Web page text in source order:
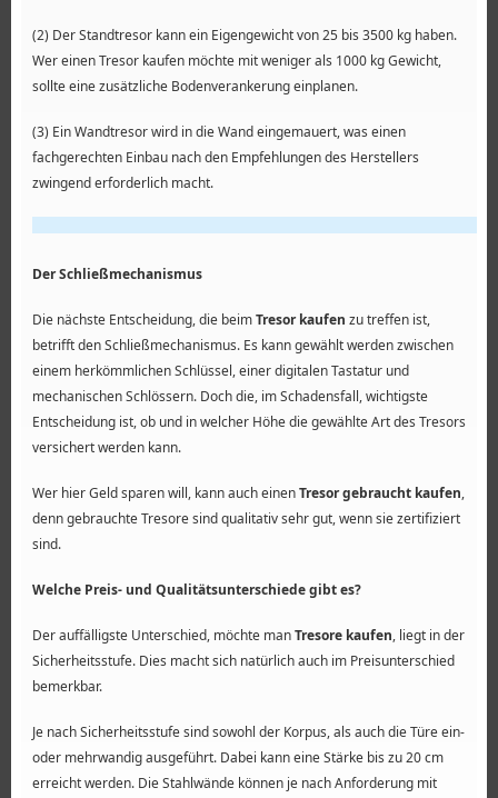
(2) Der Standtresor kann ein Eigengewicht von 25 bis 3500 kg haben.
Wer einen Tresor kaufen möchte mit weniger als 1000 kg Gewicht,
sollte eine zusätzliche Bodenverankerung einplanen.
(3) Ein Wandtresor wird in die Wand eingemauert, was einen
fachgerechten Einbau nach den Empfehlungen des Herstellers
zwingend erforderlich macht.
Der Schließmechanismus
Die nächste Entscheidung, die beimTresor kaufen zu treffen ist,
betrifft den Schließmechanismus. Es kann gewählt werden zwischen
einem herkömmlichen Schlüssel, einer digitalen Tastatur und
mechanischen Schlössern. Doch die, im Schadensfall, wichtigste
Entscheidung ist, ob und in welcher Höhe die gewählte Art des Tresors
versichert werden kann.
Wer hier Geld sparen will, kann auch einenTresor gebraucht kaufen,
denn gebrauchte Tresore sind qualitativ sehr gut, wenn sie zertifiziert
sind.
Welche Preis- und Qualitätsunterschiede gibt es?
Der auffälligste Unterschied, möchte manTresore kaufen, liegt in der
Sicherheitsstufe. Dies macht sich natürlich auch im Preisunterschied
bemerkbar.
Je nach Sicherheitsstufe sind sowohl der Korpus, als auch die Türe ein-
oder mehrwandig ausgeführt. Dabei kann eine Stärke bis zu 20 cm
erreicht werden. Die Stahlwände können je nach Anforderung mit